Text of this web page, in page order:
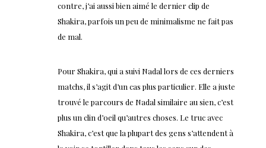
contre, j’ai aussi bien aimé le dernier clip de
Shakira, parfois un peu de minimalisme ne fait pas
de mal.
Pour Shakira, qui a suivi Nadal lors de ces derniers
matchs, il s’agit d’un cas plus particulier. Elle a juste
trouvé le parcours de Nadal similaire au sien, c’est
plus un clin d’oeil qu’autres choses. Le truc avec
Shakira, c’est que la plupart des gens s’attendent à